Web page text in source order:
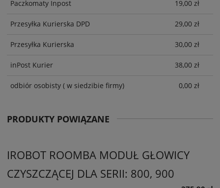
Paczkomaty Inpost 19,00 zł
Przesyłka Kurierska DPD 29,00 zł
Przesyłka Kurierska 30,00 zł
inPost Kurier 38,00 zł
odbiór osobisty ( w siedzibie firmy) 0,00 zł
PRODUKTY POWIĄZANE
IROBOT ROOMBA MODUŁ GŁOWICY
CZYSZCZĄCEJ DLA SERII: 800, 900